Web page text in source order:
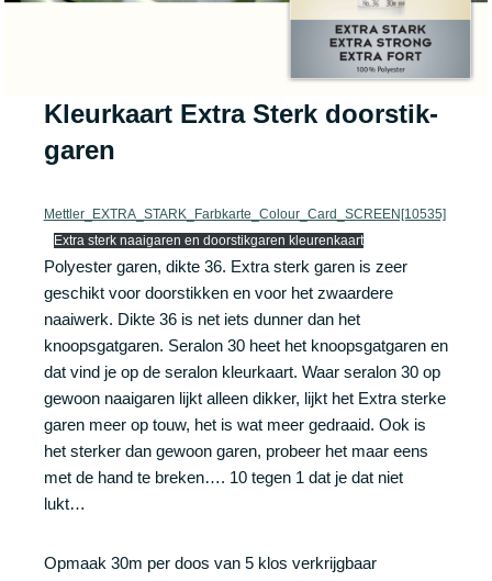
Kleurkaart Extra Sterk doorstik-
garen
Mettler_EXTRA_STARK_Farbkarte_Colour_Card_SCREEN[10535]
Extra sterk naaigaren en doorstikgaren kleurenkaart
Polyester garen, dikte 36. Extra sterk garen is zeer
geschikt voor doorstikken en voor het zwaardere
naaiwerk. Dikte 36 is net iets dunner dan het
knoopsgatgaren. Seralon 30 heet het knoopsgatgaren en
dat vind je op de seralon kleurkaart. Waar seralon 30 op
gewoon naaigaren lijkt alleen dikker, lijkt het Extra sterke
garen meer op touw, het is wat meer gedraaid. Ook is
het sterker dan gewoon garen, probeer het maar eens
met de hand te breken…. 10 tegen 1 dat je dat niet
lukt…
Opmaak 30m per doos van 5 klos verkrijgbaar